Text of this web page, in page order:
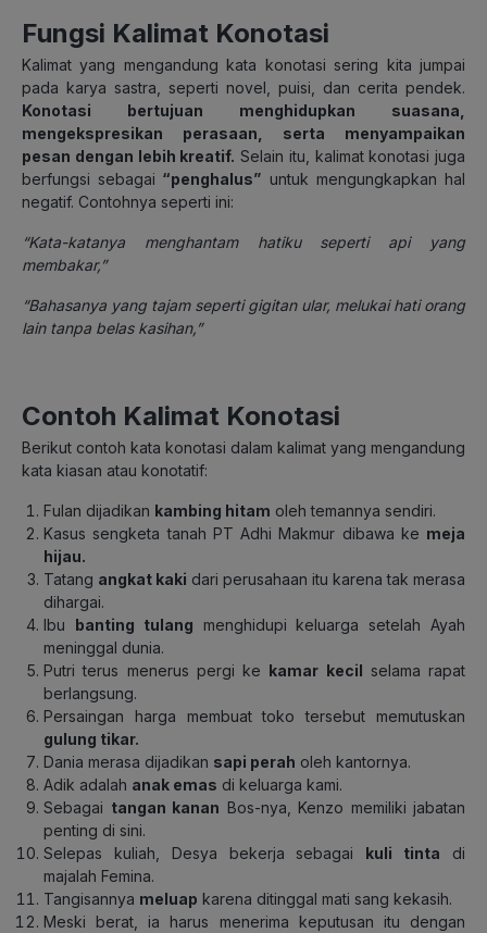
Fungsi Kalimat Konotasi
Kalimat yang mengandung kata konotasi sering kita jumpai
pada karya sastra, seperti novel, puisi, dan cerita pendek.
Konotasi bertujuan menghidupkan suasana,
mengekspresikan perasaan, serta menyampaikan
pesan dengan lebih kreatif. Selain itu, kalimat konotasi juga
berfungsi sebagai “penghalus” untuk mengungkapkan hal
negatif. Contohnya seperti ini:
“Kata-katanya menghantam hatiku seperti api yang
membakar,”
“Bahasanya yang tajam seperti gigitan ular, melukai hati orang
lain tanpa belas kasihan,”
Contoh Kalimat Konotasi
Berikut contoh kata konotasi dalam kalimat yang mengandung
kata kiasan atau konotatif:
Fulan dijadikan kambing hitam oleh temannya sendiri.
Kasus sengketa tanah PT Adhi Makmur dibawa ke meja
hijau.
Tatang angkat kaki dari perusahaan itu karena tak merasa
dihargai.
Ibu banting tulang menghidupi keluarga setelah Ayah
meninggal dunia.
Putri terus menerus pergi ke kamar kecil selama rapat
berlangsung.
Persaingan harga membuat toko tersebut memutuskan
gulung tikar.
Dania merasa dijadikan sapi perah oleh kantornya.
Adik adalah anak emas di keluarga kami.
Sebagai tangan kanan Bos-nya, Kenzo memiliki jabatan
penting di sini.
Selepas kuliah, Desya bekerja sebagai kuli tinta di
majalah Femina.
Tangisannya meluap karena ditinggal mati sang kekasih.
Meski berat, ia harus menerima keputusan itu dengan